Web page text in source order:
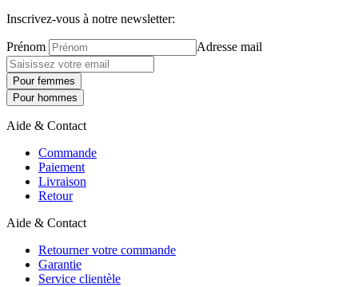
Inscrivez-vous à notre newsletter:
Prénom Adresse mail
Pour femmes
Pour hommes
Aide & Contact
Commande
Paiement
Livraison
Retour
Aide & Contact
Retourner votre commande
Garantie
Service clientèle